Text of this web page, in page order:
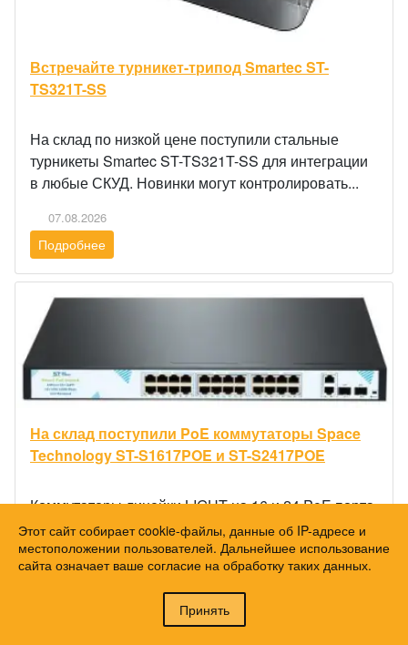
Встречайте турникет-трипод Smartec ST-
TS321T-SS
На склад по низкой цене поступили стальные
турникеты Smartec ST-TS321T-SS для интеграции
в любые СКУД. Новинки могут контролировать...
07.08.2026
Подробнее
На склад поступили PoE коммутаторы Space
Technology ST-S1617POE и ST-S2417POE
Коммутаторы линейки LIGHT на 16 и 24 PoE порта
до 30 Вт ST-S1617POE и ST-S2417POE являются
гигабитными. Новинки обладают...
Этот сайт собирает cookie-файлы, данные об IP-адресе и
местоположении пользователей. Дальнейшее использование
сайта означает ваше согласие на обработку таких данных.
Принять